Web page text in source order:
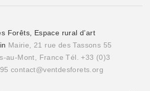
Forêts, Espace rural d’art
Mairie, 21 rue des Tassons 55
au-Mont, France Tél. +33 (0)3
contact@ventdesforets.org